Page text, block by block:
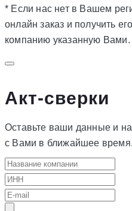
* Если нас нет в Вашем
онлайн заказ и получить
компанию указанную Вами.
Акт-сверки
Оставьте ваши данные и
с Вами в ближайшее время.